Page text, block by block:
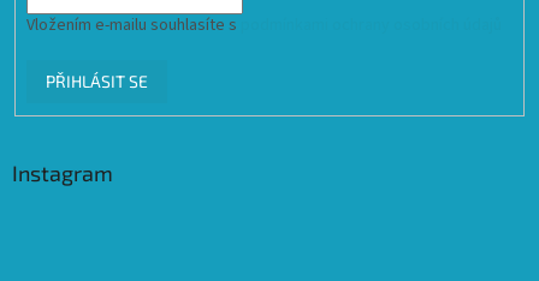
Vložením e-mailu souhlasíte s
PŘIHLÁSIT SE
Instagram